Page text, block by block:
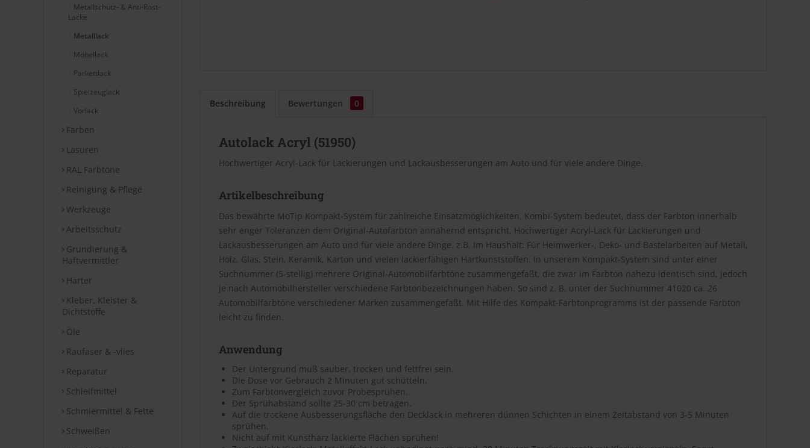
Metallschutz- & Anti-Rost-
Lacke
Metalllack
Möbellack
Parkettlack
Spielzeuglack
Vorlack
Farben
Lasuren
RAL Farbtöne
Reinigung & Pflege
Werkzeuge
Arbeitsschutz
Grundierung &
Haftvermittler
Härter
Kleber, Kleister &
Dichtstoffe
Öle
Raufaser & -vlies
Reparatur
Schleifmittel
Schmiermittel & Fette
Schweißen
Beschreibung Bewertungen 0
Autolack Acryl (51950)
Hochwertiger Acryl-Lack für Lackierungen und Lackausbesserungen am Auto und für viele andere Dinge.
Artikelbeschreibung
Das bewährte MoTip Kompakt-System für zahlreiche Einsatzmöglichkeiten. Kombi-System bedeutet, dass der Farbton innerhalb
sehr enger Toleranzen dem Original-Autofarbton annähernd entspricht. Hochwertiger Acryl-Lack für Lackierungen und
Lackausbesserungen am Auto und für viele andere Dinge. z.B. Im Haushalt: Für Heimwerker-, Deko- und Bastelarbeiten auf Metall,
Holz, Glas, Stein, Keramik, Karton und vielen lackierfähigen Hartkunststoffen. In unserem Kompakt-System sind unter einer
Suchnummer (5-stellig) mehrere Original-Automobilfarbtöne zusammengefaßt, die zwar im Farbton nahezu identisch sind, jedoch
je nach Automobilhersteller verschiedene Farbtonbezeichnungen haben. So sind z. B. unter der Suchnummer 41020 ca. 26
Automobilfarbtöne verschiedener Marken zusammengefaßt. Mit Hilfe des Kompakt-Farbtonprogramms ist der passende Farbton
leicht zu finden.
Anwendung
Der Untergrund muß sauber, trocken und fettfrei sein.
Die Dose vor Gebrauch 2 Minuten gut schütteln.
Zum Farbtonvergleich zuvor Probesprühen.
Der Sprühabstand sollte 25-30 cm betragen.
Auf die trockene Ausbesserungsfläche den Decklack in mehreren dünnen Schichten in einem Zeitabstand von 3-5 Minuten
sprühen.
Nicht auf mit Kunstharz lackierte Flächen sprühen!